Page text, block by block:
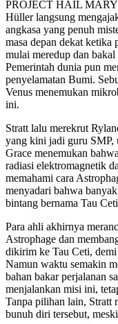
PROJECT HAIL MARY
Hüller langsung
angkasa yang penuh
masa depan dekat ketika
mulai meredup dan
Pemerintah dunia pun
penyelamatan Bumi.
Venus menemukan
ini.
Stratt lalu merekrut
yang kini jadi guru SMP,
Grace menemukan
radiasi elektromagnetik
memahami cara
menyadari bahwa
bintang bernama Tau
Para ahli akhirnya
Astrophage dan
dikirim ke Tau Ceti,
Namun waktu semakin
bahan bakar perjalanan
menjalankan misi ini,
Tanpa pilihan lain, Stratt
bunuh diri tersebut,